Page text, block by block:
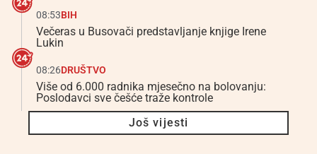
08:53BIH
Večeras u Busovači predstavljanje knjige Irene
Lukin
08:26DRUŠTVO
Više od 6.000 radnika mjesečno na bolovanju:
Poslodavci sve češće traže kontrole
Još vijesti